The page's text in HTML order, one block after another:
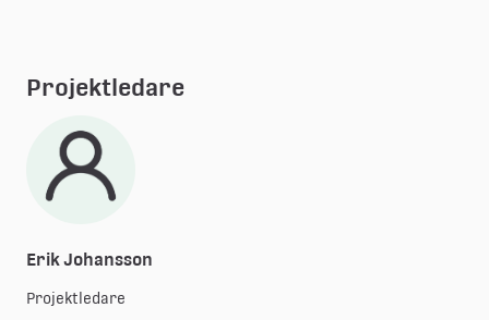
Projektledare
Erik Johansson
Projektledare